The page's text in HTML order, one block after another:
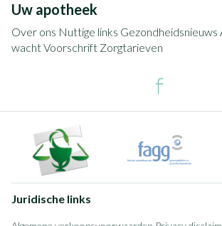
Uw apotheek
Over ons Nuttige links Gezondheidsnieuws
wachtVoorschrift Zorgtarieven
Juridische links